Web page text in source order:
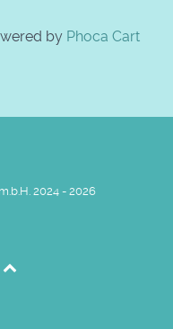
by Phoca Cart
2024 - 2026